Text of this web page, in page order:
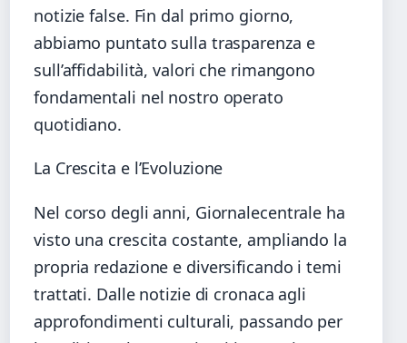
notizie false. Fin dal primo giorno,
abbiamo puntato sulla trasparenza e
sull’affidabilità, valori che rimangono
fondamentali nel nostro operato
quotidiano.
La Crescita e l’Evoluzione
Nel corso degli anni, Giornalecentrale ha
visto una crescita costante, ampliando la
propria redazione e diversificando i temi
trattati. Dalle notizie di cronaca agli
approfondimenti culturali, passando per